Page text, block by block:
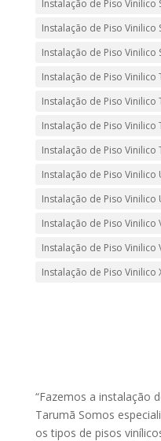
Instalação de Piso Vinilico
Instalação de Piso Vinilico
Instalação de Piso Vinilico
Instalação de Piso Vinilico
Instalação de Piso Vinilico
Instalação de Piso Vinilico
Instalação de Piso Vinilico
Instalação de Piso Vinilico
Instalação de Piso Vinilico
Instalação de Piso Vinilico
Instalação de Piso Vinilico
Instalação de Piso Vinilico
“Fazemos a instalação
Tarumã Somos
os tipos de pisos